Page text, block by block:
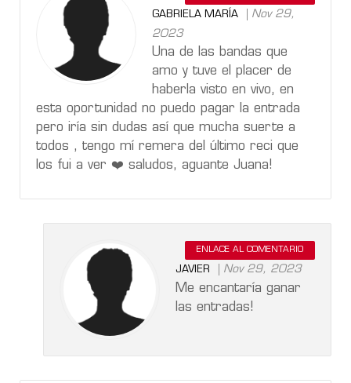
GABRIELA MARÍA
Nov 29,
2023
Una de las bandas que
amo y tuve el placer de
haberla visto en vivo, en
esta oportunidad no puedo pagar la entrada
pero iría sin dudas así que mucha suerte a
todos , tengo mí remera del último reci que
los fui a ver ❤️ saludos, aguante Juana!
ENLACE AL COMENTARIO
JAVIER Nov 29, 2023
Me encantaría ganar
las entradas!